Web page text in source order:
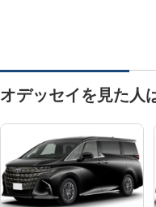
オデッセイを見た人